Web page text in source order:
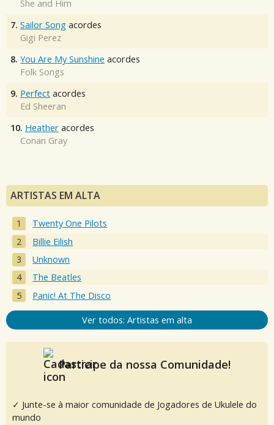
She and Him
7. Sailor Song acordes
Gigi Perez
8. You Are My Sunshine acordes
Folk Songs
9. Perfect acordes
Ed Sheeran
10. Heather acordes
Conan Gray
ARTISTAS EM ALTA
Twenty One Pilots
Billie Eilish
Unknown
The Beatles
Panic! At The Disco
Ver todos: Artistas em alta
Participe da nossa Comunidade!
✓ Junte-se à maior comunidade de Jogadores de Ukulele do
mundo